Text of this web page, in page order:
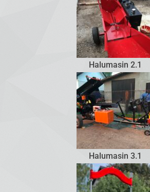
Halumasin 2.1
Halumasin 3.1